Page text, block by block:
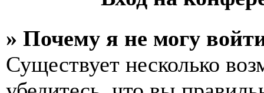
» Почему я не могу
Существует несколько